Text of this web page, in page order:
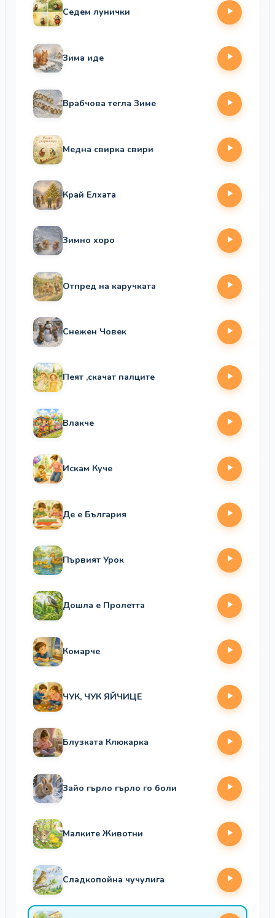
Седем лунички
Зима иде
Врабчова тегла Зиме
Медна свирка свири
Край Елхата
Зимно хоро
Отпред на каручката
Снежен Човек
Пеят ,скачат палците
Влакче
Искам Куче
Де е България
Първият Урок
Дошла е Пролетта
Комарче
ЧУК, ЧУК ЯЙЧИЦЕ
Блузката Клюкарка
Зайо гърло гърло го боли
Малките Животни
Сладкопойна чучулига